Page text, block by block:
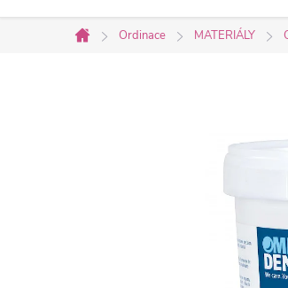
Domů
Ordinace MATERIÁLY